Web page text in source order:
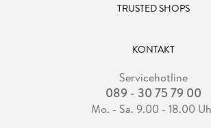
TRUSTED SHOPS
KONTAKT
Servicehotline
089 - 30 75 79 00
Mo. - Sa. 9.00 - 18.00